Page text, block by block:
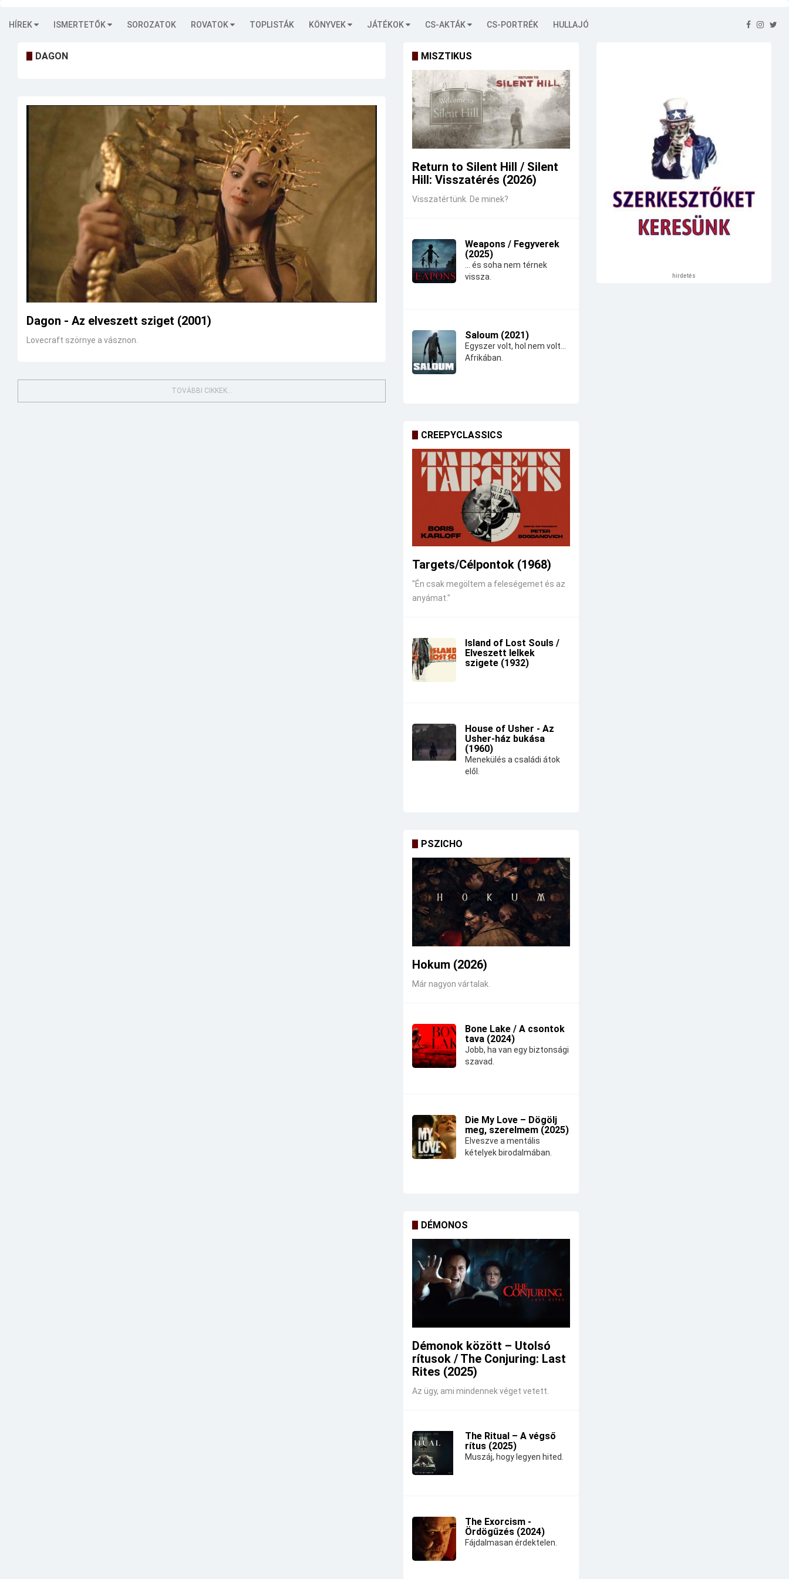
HÍREK ISMERTETŐK SOROZATOK ROVATOK TOPLISTÁK KÖNYVEK JÁTÉKOK CS-AKTÁK CS-PORTRÉK HULLAJÓ
DAGON
Dagon - Az elveszett sziget (2001)
Lovecraft szörnye a vásznon.
TOVÁBBI CIKKEK...
MISZTIKUS
Return to Silent Hill / Silent
Hill: Visszatérés (2026)
Visszatértünk. De minek?
Weapons / Fegyverek
(2025)
... és soha nem térnek
vissza.
Saloum (2021)
Egyszer volt, hol nem volt...
Afrikában.
CREEPYCLASSICS
Targets/Célpontok (1968)
"Én csak megöltem a feleségemet és az
anyámat."
Island of Lost Souls /
Elveszett lelkek
szigete (1932)
House of Usher - Az
Usher-ház bukása
(1960)
Menekülés a családi átok
elől.
PSZICHO
Hokum (2026)
Már nagyon vártalak.
Bone Lake / A csontok
tava (2024)
Jobb, ha van egy biztonsági
szavad.
Die My Love – Dögölj
meg, szerelmem (2025)
Elveszve a mentális
kételyek birodalmában.
DÉMONOS
Démonok között – Utolsó
rítusok / The Conjuring: Last
Rites (2025)
Az ügy, ami mindennek véget vetett.
The Ritual – A végső
rítus (2025)
Muszáj, hogy legyen hited.
The Exorcism -
Ördögűzés (2024)
Fájdalmasan érdektelen.
hirdetés